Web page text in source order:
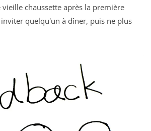
chaussette après la première
inviter quelqu'un à dîner, puis ne plus